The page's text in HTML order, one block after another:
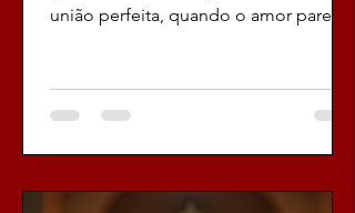
união perfeita, quando o amor parece
poderosas para amor que têm o poder
de transformar, de renovar, de
eu entendo essa necessidade